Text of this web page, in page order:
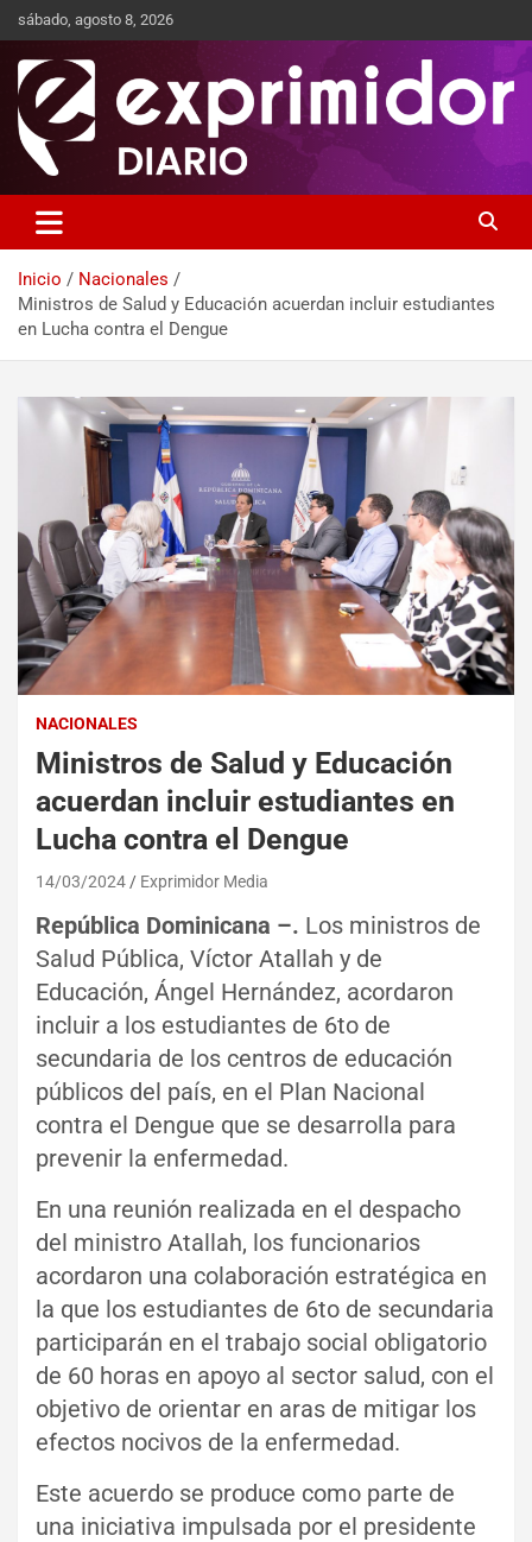
sábado, agosto 8, 2026
Exprimidor media
Inicio
Nacionales
Ministros de Salud y Educación acuerdan incluir estudiantes
en Lucha contra el Dengue
NACIONALES
Ministros de Salud y Educación
acuerdan incluir estudiantes en
Lucha contra el Dengue
14/03/2024 Exprimidor Media
República Dominicana –. Los ministros de
Salud Pública, Víctor Atallah y de
Educación, Ángel Hernández, acordaron
incluir a los estudiantes de 6to de
secundaria de los centros de educación
públicos del país, en el Plan Nacional
contra el Dengue que se desarrolla para
prevenir la enfermedad.
En una reunión realizada en el despacho
del ministro Atallah, los funcionarios
acordaron una colaboración estratégica en
la que los estudiantes de 6to de secundaria
participarán en el trabajo social obligatorio
de 60 horas en apoyo al sector salud, con el
objetivo de orientar en aras de mitigar los
efectos nocivos de la enfermedad.
Este acuerdo se produce como parte de
una iniciativa impulsada por el presidente